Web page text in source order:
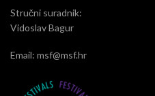
Stručni suradnik:
Vidoslav Bagur
Email: msf@msf.hr